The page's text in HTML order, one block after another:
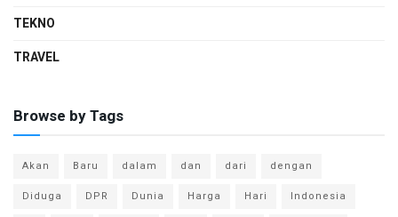
TEKNO
TRAVEL
Browse by Tags
Akan Baru dalam dan dari
dengan
Diduga
DPR Dunia Harga Hari
Indonesia